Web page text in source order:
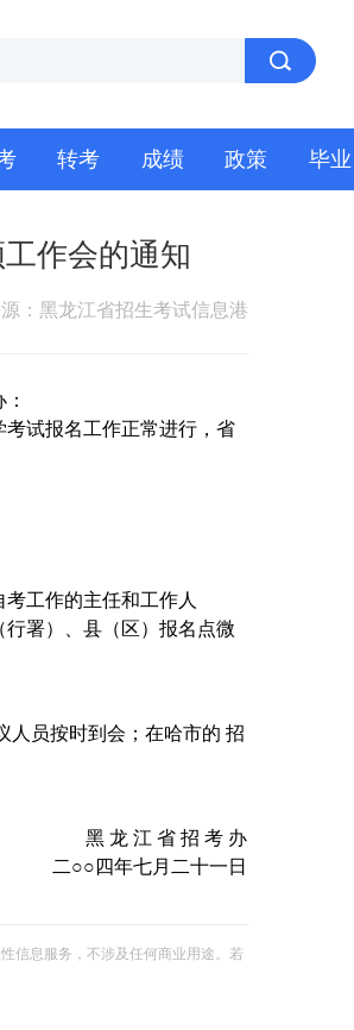
转考 成绩 政策 毕业
作会的通知
：黑龙江省招生考试信息港
试报名工作正常进行，省
工作的主任和工作人
署）、县（区）报名点微
人员按时到会；在哈市的 招
龙 江 省 招 考 办
二○○四年七月二十一日
信息服务，不涉及任何商业用途。若